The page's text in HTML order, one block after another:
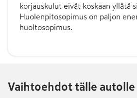
korjauskulut eivät koskaan yllätä
Huolenpitosopimus on paljon
huoltosopimus.
Vaihtoehdot tälle autolle